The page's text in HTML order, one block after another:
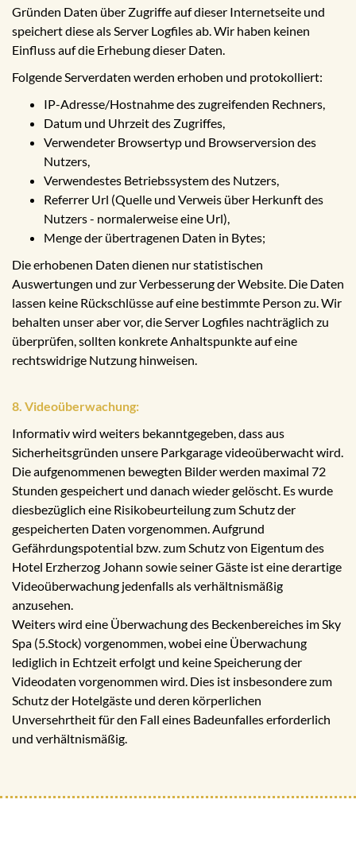
Gründen Daten über Zugriffe auf dieser Internetseite und
speichert diese als Server Logfiles ab. Wir haben keinen
Einfluss auf die Erhebung dieser Daten.
Folgende Serverdaten werden erhoben und protokolliert:
IP-Adresse/Hostnahme des zugreifenden Rechners,
Datum und Uhrzeit des Zugriffes,
Verwendeter Browsertyp und Browserversion des
Nutzers,
Verwendestes Betriebssystem des Nutzers,
Referrer Url (Quelle und Verweis über Herkunft des
Nutzers - normalerweise eine Url),
Menge der übertragenen Daten in Bytes;
Die erhobenen Daten dienen nur statistischen
Auswertungen und zur Verbesserung der Website. Die Daten
lassen keine Rückschlüsse auf eine bestimmte Person zu. Wir
behalten unser aber vor, die Server Logfiles nachträglich zu
überprüfen, sollten konkrete Anhaltspunkte auf eine
rechtswidrige Nutzung hinweisen.
8. Videoüberwachung:
Informativ wird weiters bekanntgegeben, dass aus
Sicherheitsgründen unsere Parkgarage videoüberwacht wird.
Die aufgenommenen bewegten Bilder werden maximal 72
Stunden gespeichert und danach wieder gelöscht. Es wurde
diesbezüglich eine Risikobeurteilung zum Schutz der
gespeicherten Daten vorgenommen. Aufgrund
Gefährdungspotential bzw. zum Schutz von Eigentum des
Hotel Erzherzog Johann sowie seiner Gäste ist eine derartige
Videoüberwachung jedenfalls als verhältnismäßig
anzusehen.
Weiters wird eine Überwachung des Beckenbereiches im Sky
Spa (5.Stock) vorgenommen, wobei eine Überwachung
lediglich in Echtzeit erfolgt und keine Speicherung der
Videodaten vorgenommen wird. Dies ist insbesondere zum
Schutz der Hotelgäste und deren körperlichen
Unversehrtheit für den Fall eines Badeunfalles erforderlich
und verhältnismäßig.